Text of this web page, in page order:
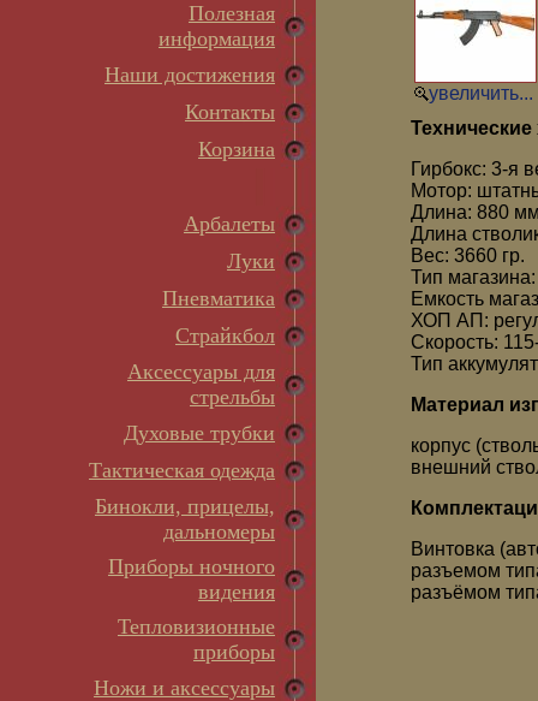
Полезная
информация
Наши достижения
Контакты
Корзина
Арбалеты
Луки
Пневматика
Страйкбол
Аксессуары для
стрельбы
Духовые трубки
Тактическая одежда
Бинокли, прицелы,
дальномеры
Приборы ночного
видения
Тепловизионные
приборы
Ножи и аксессуары
увеличить...
Технические
Гирбокс: 3-я
Мотор:
Длина: 880
Длина
Вес: 3660 гр.
Тип
Емкость
ХОП АП:
Скорость:
Тип
Материал
корпус
внешний
Винтовка
разъемом
разъёмом